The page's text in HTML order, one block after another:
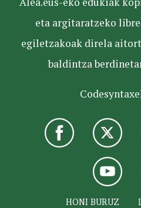
eta argitaratzeko
egiletzakoak direla
baldintza
HONI BURUZ